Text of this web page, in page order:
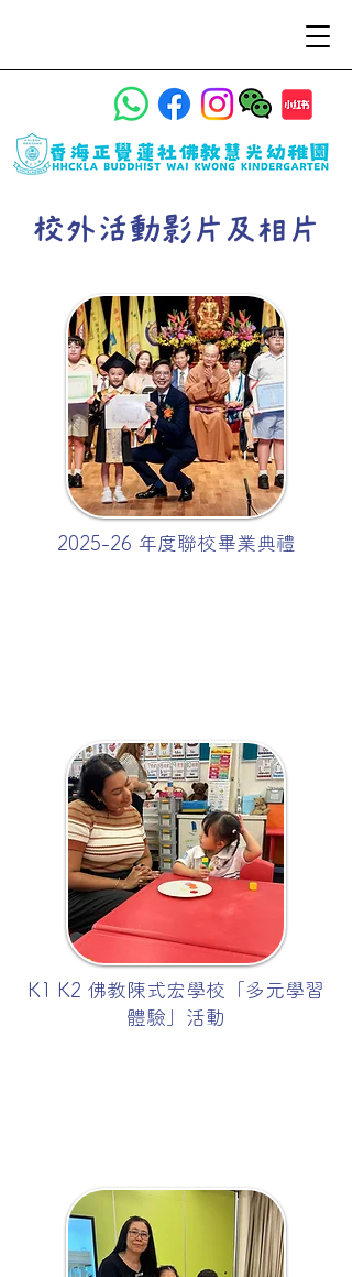
校外活動影片及相片
2025-26 年度聯校畢業典禮
K1 K2 佛教陳式宏學校「多元學習
體驗」活動